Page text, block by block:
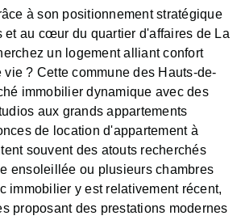
à son positionnement stratégique
et au cœur du quartier d'affaires de La
un logement alliant confort
? Cette commune des Hauts-de-
immobilier dynamique avec des
aux grands appartements
de location d'appartement à
souvent des atouts recherchés
ensoleillée ou plusieurs chambres
immobilier y est relativement récent,
proposant des prestations modernes